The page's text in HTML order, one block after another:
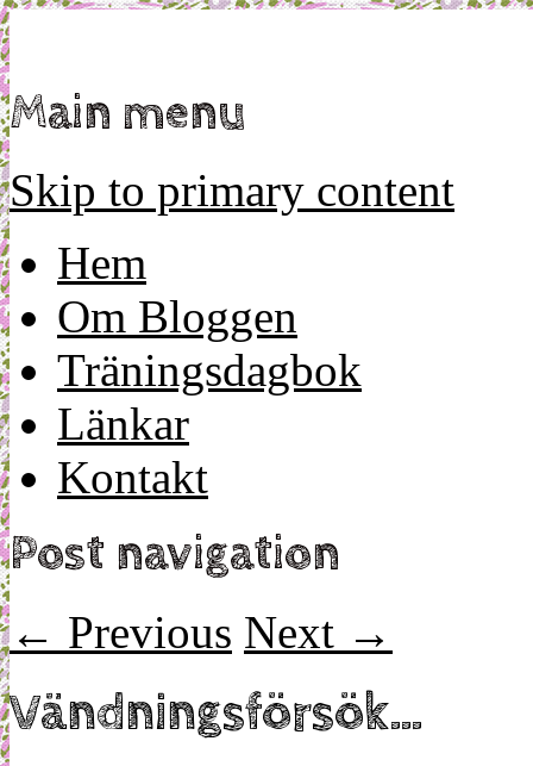
Main menu
Skip to primary content
Hem
Om Bloggen
Träningsdagbok
Länkar
Kontakt
Post navigation
← Previous Next →
Vändningsförsök…